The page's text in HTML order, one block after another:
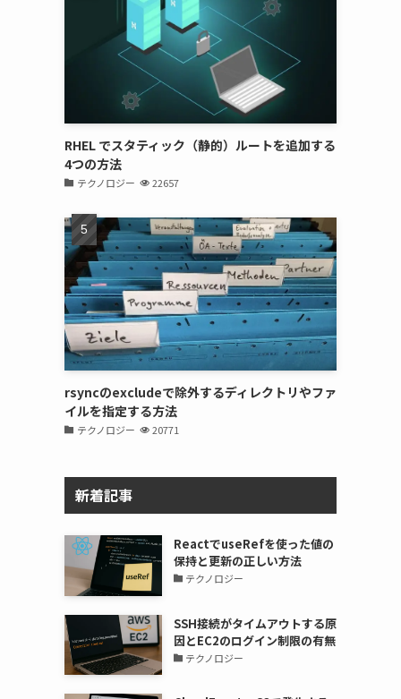
RHEL でスタティック（静的）ルートを追加する
4つの方法
テクノロジー 22657
rsyncのexcludeで除外するディレクトリやファ
イルを指定する方法
テクノロジー 20771
新着記事
ReactでuseRefを使った値の
保持と更新の正しい方法
テクノロジー
SSH接続がタイムアウトする原
因とEC2のログイン制限の有無
テクノロジー